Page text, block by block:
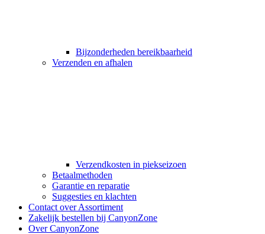
Bijzonderheden bereikbaarheid
Verzenden en afhalen
Verzendkosten in piekseizoen
Betaalmethoden
Garantie en reparatie
Suggesties en klachten
Contact over Assortiment
Zakelijk bestellen bij CanyonZone
Over CanyonZone